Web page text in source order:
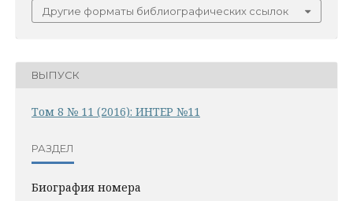
Другие форматы библиографических ссылок
ВЫПУСК
Том 8 № 11 (2016): ИНТЕР №11
РАЗДЕЛ
Биография номера